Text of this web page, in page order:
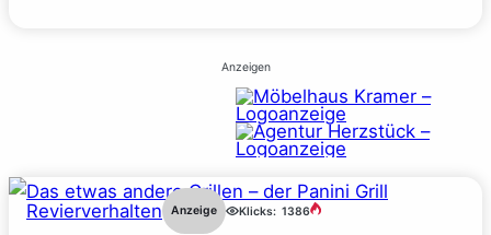
Anzeigen
Revierverhalten Anzeige Klicks: 1386